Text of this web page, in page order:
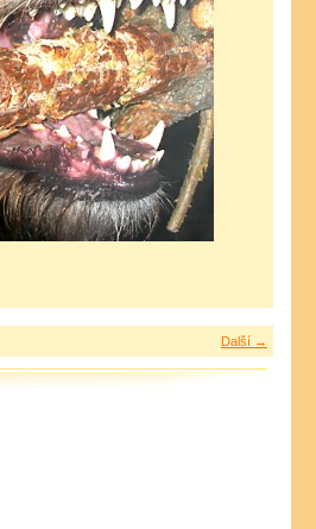
Další →